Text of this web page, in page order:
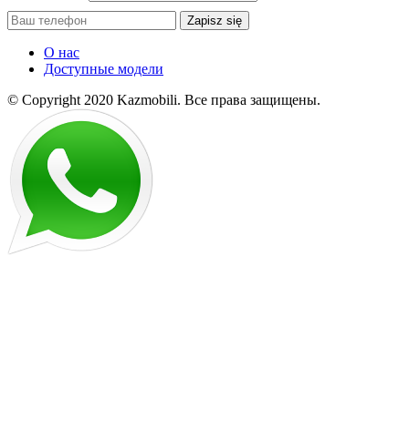
Zapisz się
О нас
Доступные модели
© Copyright 2020 Kazmobili. Все права защищены.